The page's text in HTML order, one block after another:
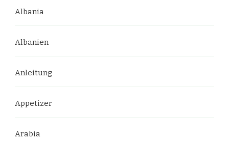
Albania
Albanien
Anleitung
Appetizer
Arabia